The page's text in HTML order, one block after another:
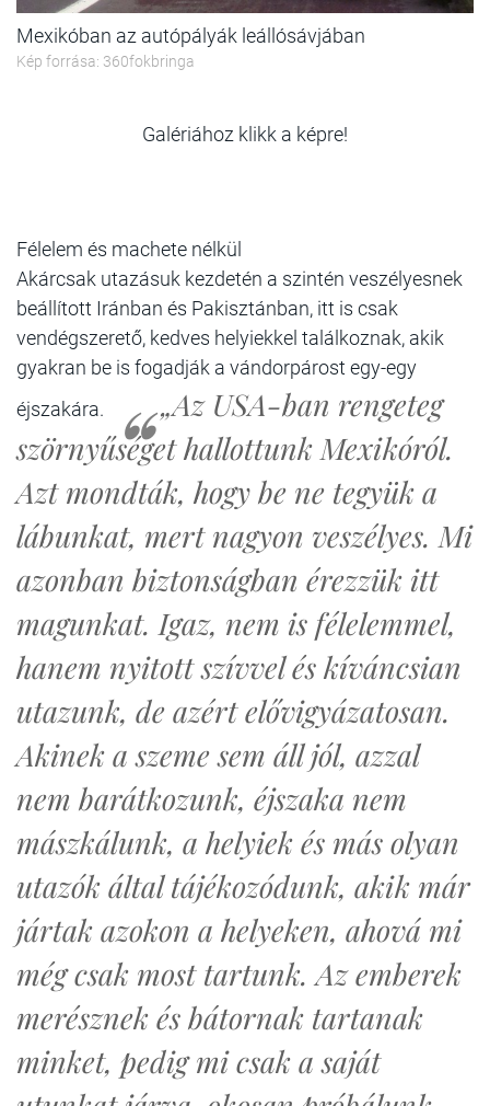
Mexikóban az autópályák leállósávjában
Kép forrása: 360fokbringa
Galériához klikk a képre!
Félelem és machete nélkül
Akárcsak utazásuk kezdetén a szintén veszélyesnek
beállított Iránban és Pakisztánban, itt is csak
vendégszerető, kedves helyiekkel találkoznak, akik
gyakran be is fogadják a vándorpárost egy-egy
éjszakára.
„Az USA-ban rengeteg
szörnyűséget hallottunk Mexikóról.
Azt mondták, hogy be ne tegyük a
lábunkat, mert nagyon veszélyes. Mi
azonban biztonságban érezzük itt
magunkat. Igaz, nem is félelemmel,
hanem nyitott szívvel és kíváncsian
utazunk, de azért elővigyázatosan.
Akinek a szeme sem áll jól, azzal
nem barátkozunk, éjszaka nem
mászkálunk, a helyiek és más olyan
utazók által tájékozódunk, akik már
jártak azokon a helyeken, ahová mi
még csak most tartunk. Az emberek
merésznek és bátornak tartanak
minket, pedig mi csak a saját